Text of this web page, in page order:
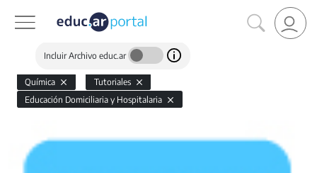
Incluir Archivo educ.ar
Química
Tutoriales
Educación Domiciliaria y Hospitalaria